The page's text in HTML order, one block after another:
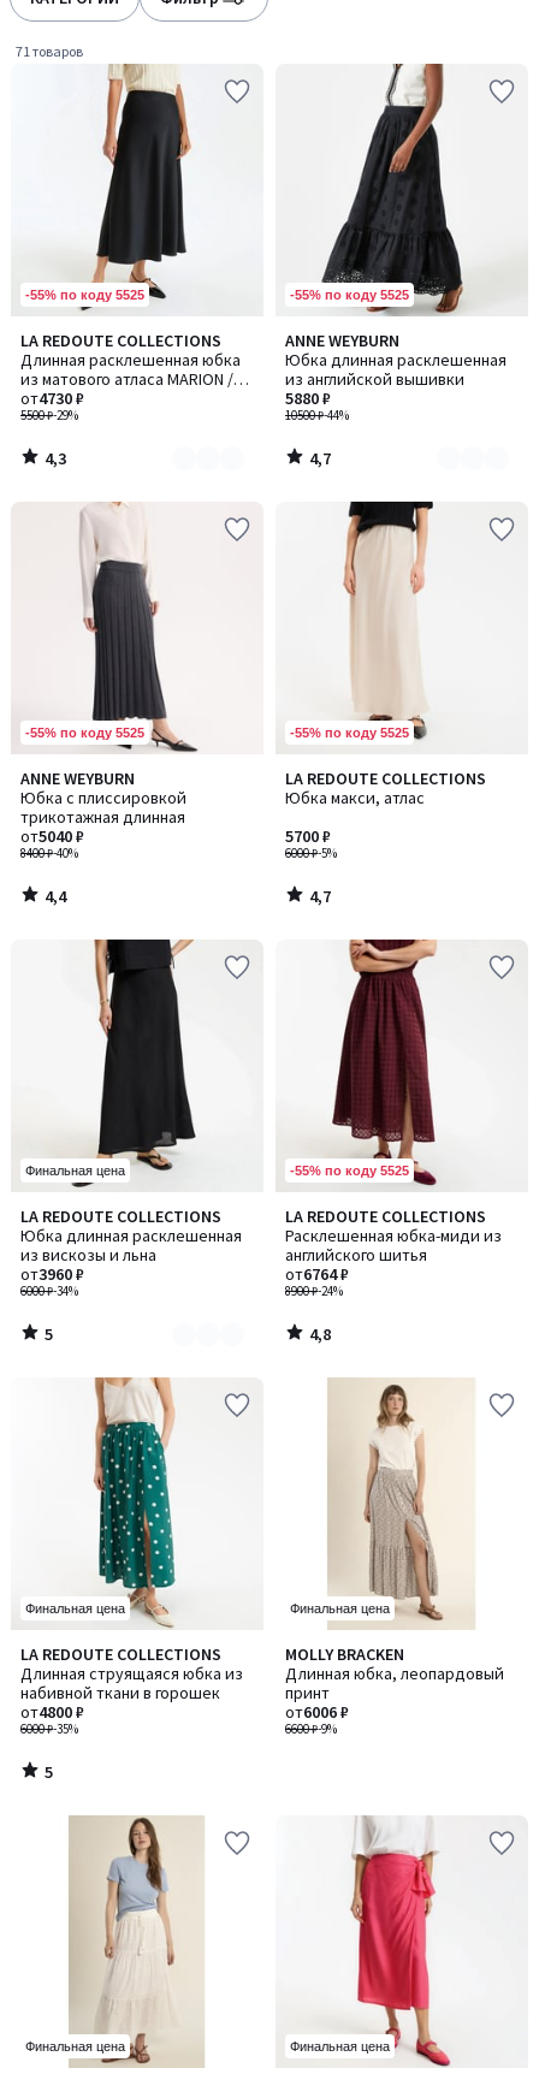
71 товаров
-55% по коду 5525
LA REDOUTE COLLECTIONS
Длинная расклешенная юбка
из матового атласа MARION /
МАРИОН
5500 ₽-29%
от4730 ₽
4,3
/ 5
Количество
цветов:
3
4,3
/
-55% по коду 5525
ANNE WEYBURN
Юбка длинная расклешенная
из английской вышивки
10500 ₽-44%
5880 ₽
4,7
/ 5
Количество
цветов:
2
4,7
/
-55% по коду 5525
ANNE WEYBURN
Юбка с плиссировкой
трикотажная длинная
8400 ₽-40%
от5040 ₽
4,4
/ 5
4,4
/
-55% по коду 5525
LA REDOUTE COLLECTIONS
Юбка макси, атлас
6000 ₽-5%
5700 ₽
4,7
/ 5
4,7
/
Финальная цена
LA REDOUTE COLLECTIONS
Юбка длинная расклешенная
из вискозы и льна
6000 ₽-34%
от3960 ₽
5
/
5
Количество
цветов:
2
5
/
-55% по коду 5525
LA REDOUTE COLLECTIONS
Расклешенная юбка-миди из
английского шитья
8900 ₽-24%
от6764 ₽
4,8
/ 5
4,8
/
Финальная цена
LA REDOUTE COLLECTIONS
Длинная струящаяся юбка из
набивной ткани в горошек
6000 ₽-35%
от4800 ₽
5
/
5
5
/
Финальная цена
MOLLY BRACKEN
Длинная юбка, леопардовый
принт
6600 ₽-9%
от6006 ₽
Финальная цена Финальная цена